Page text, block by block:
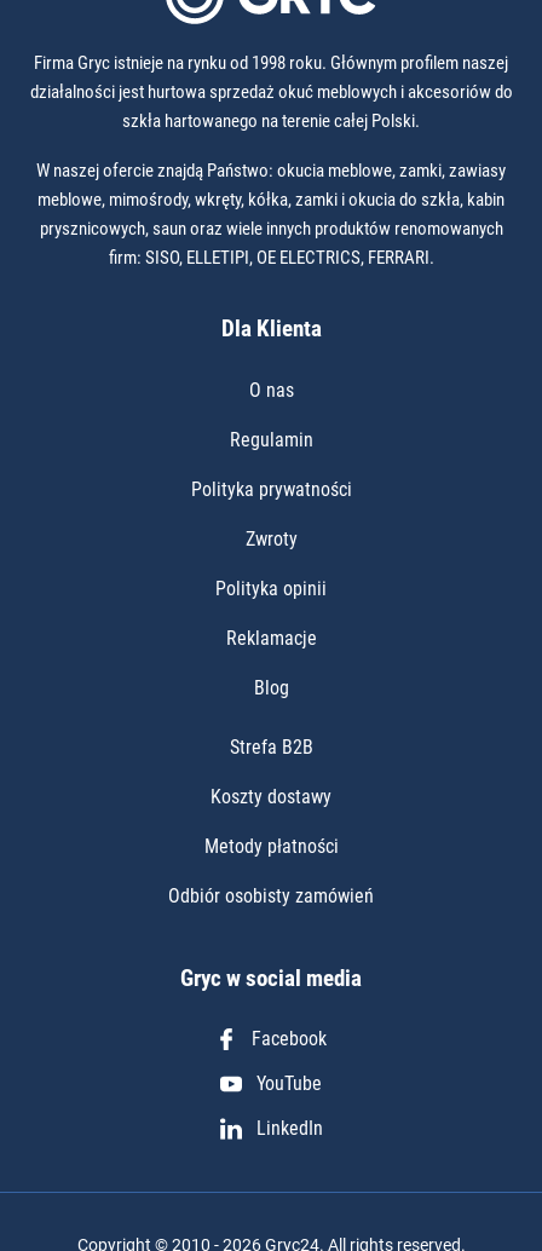
Firma Gryc istnieje na rynku od 1998 roku. Głównym profilem naszej
działalności jest hurtowa sprzedaż okuć meblowych i akcesoriów do
szkła hartowanego na terenie całej Polski.
W naszej ofercie znajdą Państwo: okucia meblowe, zamki, zawiasy
meblowe, mimośrody, wkręty, kółka, zamki i okucia do szkła, kabin
prysznicowych, saun oraz wiele innych produktów renomowanych
firm: SISO, ELLETIPI, OE ELECTRICS, FERRARI.
Dla Klienta
O nas
Regulamin
Polityka prywatności
Zwroty
Polityka opinii
Reklamacje
Blog
Strefa B2B
Koszty dostawy
Metody płatności
Odbiór osobisty zamówień
Gryc w social media
Facebook
YouTube
LinkedIn
Copyright © 2010 - 2026 Gryc24. All rights reserved.